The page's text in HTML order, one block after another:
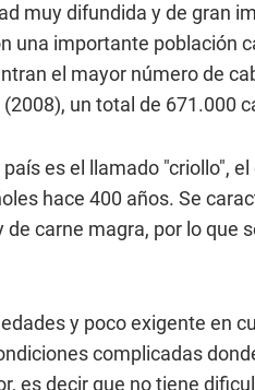
muy difundida y de gran
una importante población
el mayor número de
un total de 671.000
es el llamado "criollo",
hace 400 años. Se
carne magra, por lo que
y poco exigente en
complicadas
es decir que no tiene